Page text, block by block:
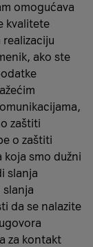
omogućava
kvalitete
ako ste
zaštiti
o zaštiti
smo dužni
slanja
da se nalazite
za kontakt